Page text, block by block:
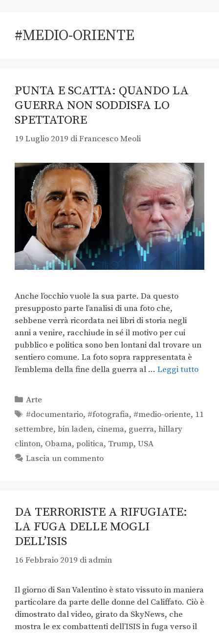
#MEDIO-ORIENTE
PUNTA E SCATTA: QUANDO LA
GUERRA NON SODDISFA LO
SPETTATORE
19 Luglio 2019 diFrancesco Meoli
Anche l’occhio vuole la sua parte. Da questo
presupposto parte l’analisi di una foto che,
sebbene verrà ricordata nei libri di storia negli
anni a venire, racchiude in sé il motivo per cui
pubblico e politica sono ben lontani dal trovare un
sentiero comune. La foto sopra rappresentata è
l’emblema della fine della guerra al … Leggi tutto
Arte
#documentario, #fotografia, #medio-oriente, 11
settembre, bin laden, cinema, guerra, hillary
clinton, Obama, politica, Trump, USA
Lascia un commento
DA TERRORISTE A RIFUGIATE:
LA FUGA DELLE MOGLI
DELL’ISIS
16 Febbraio 2019 di admin
Il giorno di San Valentino è stato vissuto in maniera
particolare da parte delle donne del Califfato. Ciò è
dimostrato dal video, girato da SkyNews, che
mostra le ex combattenti dell’ISIS in fuga verso il